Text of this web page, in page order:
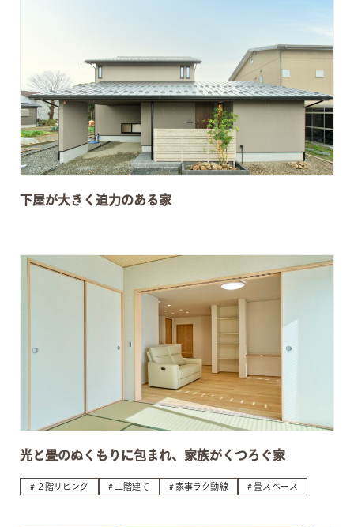
下屋が大きく迫力のある家
光と畳のぬくもりに包まれ、家族がくつろぐ家
２階リビング 二階建て 家事ラク動線 畳スペース